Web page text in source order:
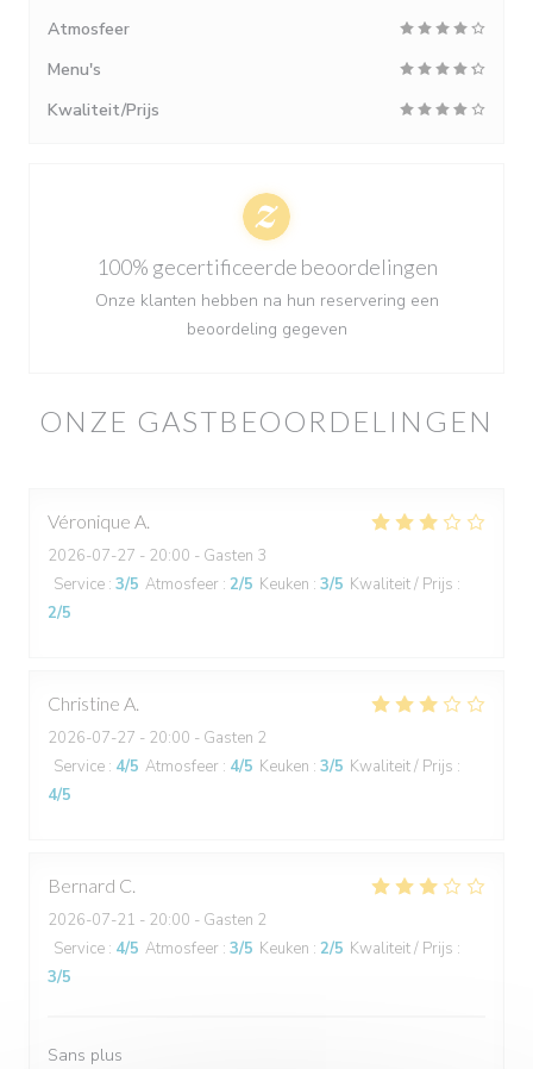
ONZE GASTBEOORDELINGEN
Véronique A
2026-07-27 - 20:00 - Gasten 3
Service : 3/5 Atmosfeer : 2/5 Keuken : 3/5 Kwaliteit / Prijs :
2/5
Christine A
2026-07-27 - 20:00 - Gasten 2
Service : 4/5 Atmosfeer : 4/5 Keuken : 3/5 Kwaliteit / Prijs :
4/5
Bernard C
2026-07-21 - 20:00 - Gasten 2
Service : 4/5 Atmosfeer : 3/5 Keuken : 2/5 Kwaliteit / Prijs :
3/5
Sans plus
Atmosfeer
Menu's
Kwaliteit/Prijs
100% gecertificeerde beoordelingen
Onze klanten hebben na hun reservering een
beoordeling gegeven